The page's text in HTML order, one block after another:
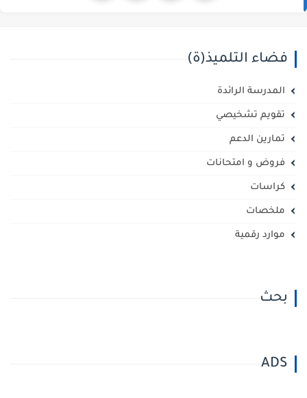
فضاء التلميذ(ة)
المدرسة الرائدة
تقويم تشخيصي
تمارين الدعم
فروض و امتحانات
كراسات
ملخصات
موارد رقمية
بحث
ADS